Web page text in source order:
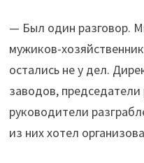
— Был один разговор.
мужиков-
остались не у дел.
заводов,
руководители
из них хотел